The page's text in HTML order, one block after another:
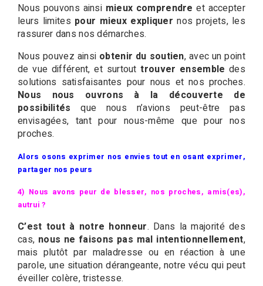
Nous pouvons ainsi mieux comprendre et accepter
leurs limites pour mieux expliquer nos projets, les
rassurer dans nos démarches.
Nous pouvez ainsi obtenir du soutien, avec un point
de vue différent, et surtouttrouver ensemble des
solutions satisfaisantes pour nous et nos proches.
Nous nous ouvrons à la découverte de
possibilités que nous n’avions peut-être pas
envisagées, tant pour nous-même que pour nos
proches.
Alors osons exprimer nos envies tout en osant exprimer,
partager nos peurs
4) Nous avons peur de blesser, nos proches, amis(es),
autrui ?
C’est tout à notre honneur. Dans la majorité des
cas, nous ne faisons pas mal intentionnellement,
mais plutôt par maladresse ou en réaction à une
parole, une situation dérangeante, notre vécu qui peut
éveiller colère, tristesse.